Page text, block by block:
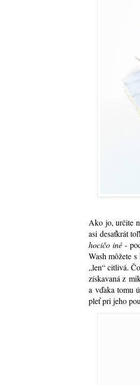
Ako jo, určite
asi desaťkrát
hocičo iné -
Wash môžete
„len“ citlivá.
získavaná z
a vďaka tomu
pleť pri jeho